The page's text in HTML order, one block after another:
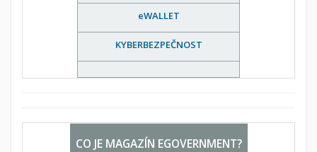
eWALLET
KYBERBEZPEČNOST
CO JE MAGAZÍN EGOVERNMENT?